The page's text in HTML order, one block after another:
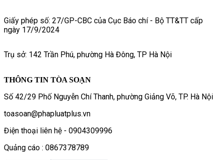
Giấy phép số: 27/GP-CBC của Cục Báo chí - Bộ TT&TT cấp
ngày 17/9/2024
Trụ sở: 142 Trần Phú, phường Hà Đông, TP Hà Nội
THÔNG TIN TÒA SOẠN
Số 42/29 Phố Nguyễn Chí Thanh, phường Giảng Võ, TP. Hà Nội
toasoan@phapluatplus.vn
Điện thoại liên hệ - 0904309996
Quảng cáo : 0867378789